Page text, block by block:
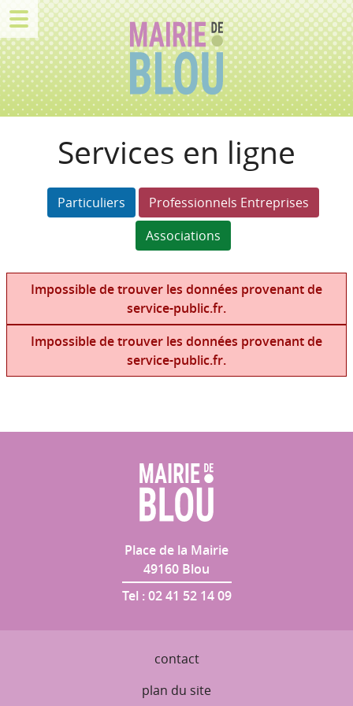
Services en ligne
Particuliers
Professionnels Entreprises
Associations
Impossible de trouver les données provenant de
service-public.fr.
Impossible de trouver les données provenant de
service-public.fr.
Place de la Mairie
49160 Blou
Tel : 02 41 52 14 09
contact
plan du site